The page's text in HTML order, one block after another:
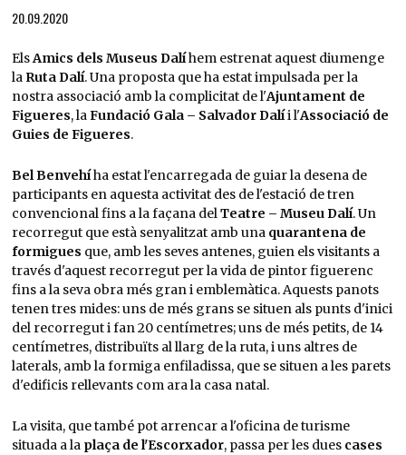
20.09.2020
ElsAmics dels Museus Dalíhem estrenat aquest diumenge
la Ruta Dalí. Una proposta que ha estat impulsada per la
nostra associació amb la complicitat de l'Ajuntament de
Figueres, laFundació Gala – Salvador Dalíi l'Associació de
Guies de Figueres.
Bel Benvehíha estat l'encarregada de guiar la desena de
participants en aquesta activitat des de l'estació de tren
convencional fins a la façana delTeatre – Museu Dalí. Un
recorregut que està senyalitzat amb una quarantena de
formigues que, amb les seves antenes, guien els visitants a
través d'aquest recorregut per la vida de pintor figuerenc
fins a la seva obra més gran i emblemàtica. Aquests panots
tenen tres mides: uns de més grans se situen als punts d'inici
del recorregut i fan 20 centímetres; uns de més petits, de 14
centímetres, distribuïts al llarg de la ruta, i uns altres de
laterals, amb la formiga enfiladissa, que se situen a les parets
d'edificis rellevants com ara la casa natal.
La visita, que també pot arrencar a l'oficina de turisme
situada a laplaça de l'Escorxador, passa per les dues cases